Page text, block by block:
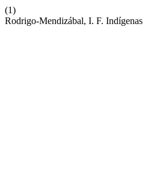
(1)
Rodrigo-Mendizábal, I. F.